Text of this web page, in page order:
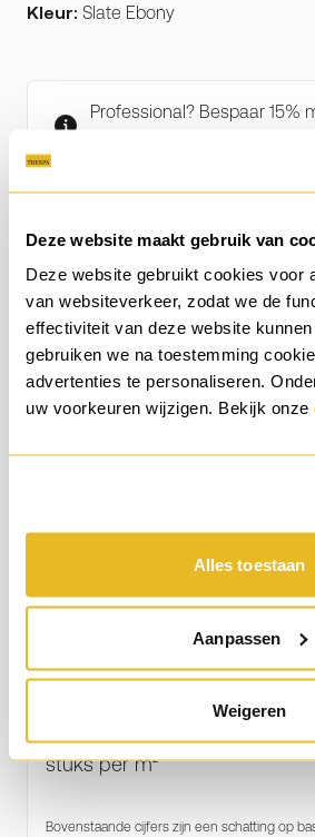
Deze website maakt gebruik van
Deze website gebruikt cookies voor
van websiteverkeer, zodat we de
effectiviteit van deze website
gebruiken we na toestemming
advertenties te personaliseren.
uw voorkeuren wijzigen. Bekijk onze
Alles toestaan
Aanpassen
Weigeren
Kleur: Slate Ebony
Professional? Bespaar 15%
KOOP DIRECT VAN TRESPA®
SNELLE LEVERING - 3
10 JAAR PRODUCTGARANTIE
Roestvast Staal - A2 4,8 x 38
Verbruik bevestigingsmateriaal
Universele clip + bijpassende
stuks per m²
Bovenstaande cijfers zijn een schatting op